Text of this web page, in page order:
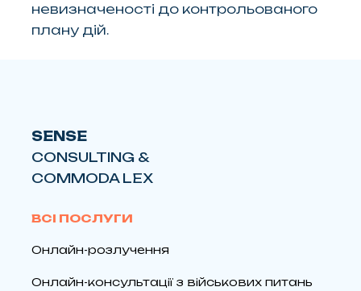
невизначеності до контрольованого
плану дій.
SENSE
CONSULTING &
COMMODA LEX
ВСІ ПОСЛУГИ
Онлайн-розлучення
Онлайн-консультації з військових питань